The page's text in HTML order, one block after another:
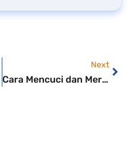
Next
Cara Mencuci dan Merawat Jaket Varsity: Warna Tetap Tajam dan Awet Bertahun-tahun